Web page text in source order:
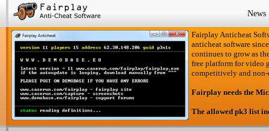
News
Fairplay Anticheat
anticheat software
continues to grow as
free platform for video
competitively and
Fairplay needs the
The allowed pk3 list